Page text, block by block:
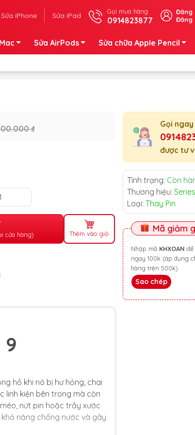
Sửa iPhone Sửa iPad Gọi mua hàng
0914823877
Đăng
Đăng
Sửa AirPods Sửa chữa Apple Pencil
₫
cửa hàng) Thêm vào giỏ
Gọi ngay
được tư
Tình trạng: Còn
Thương hiệu:
Loại: Thay Pin
Mã giảm
Nhập mã KHXOAN
ngay 100k (áp dụng
hàng trên 500k)
Sao chép
hồ khi nó bị hư hỏng, chai
linh kiện bên trong mà còn
nứt pin hoặc trầy xước
năng chống nước và gây